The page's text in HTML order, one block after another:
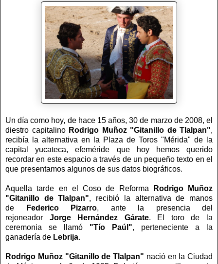
Un día como hoy, de hace 15 años, 30 de marzo de 2008, el
diestro capitalino Rodrigo Muñoz "Gitanillo de Tlalpan",
recibía la alternativa en la Plaza de Toros "Mérida" de la
capital yucateca, efeméride que hoy hemos querido
recordar en este espacio a través de un pequeño texto en el
que presentamos algunos de sus datos biográficos.
Aquella tarde en el Coso de Reforma
Rodrigo Muñoz
"Gitanillo de Tlalpan", recibió la alternativa de manos
de
Federico Pizarro, ante la presencia del
rejoneador Jorge Hernández Gárate. El toro de la
ceremonia se llamó "Tío Paúl", perteneciente a la
ganadería de Lebrija.
Rodrigo Muñoz "Gitanillo de Tlalpan" nació en la Ciudad